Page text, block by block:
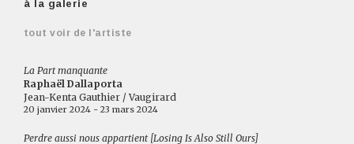
à la galerie
tout voir de l'artiste
La Part manquante
Raphaël Dallaporta
Jean-Kenta Gauthier / Vaugirard
20 janvier 2024 - 23 mars 2024
Perdre aussi nous appartient [Losing Is Also Still Ours]